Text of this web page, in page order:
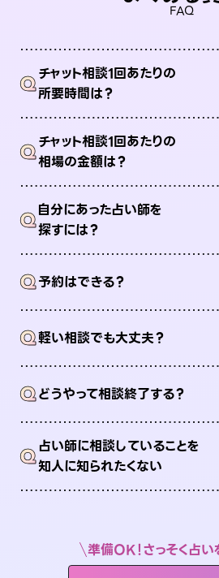
FAQ
Qチャット相談1回あたりの
所要時間は？
Qチャット相談1回あたりの
相場の金額は？
Q自分にあった占い師を
探すには？
Q予約はできる？
Q軽い相談でも大丈夫？
Qどうやって相談終了する？
Q占い師に相談していることを
知人に知られたくない
準備OK！さっそく占